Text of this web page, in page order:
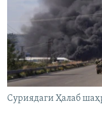
Суриядаги Ҳалаб